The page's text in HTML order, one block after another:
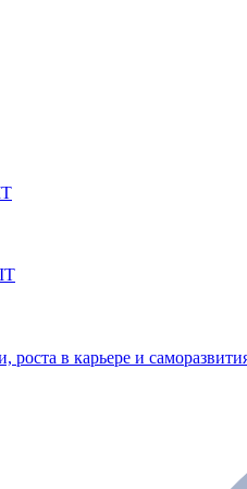
в карьере и